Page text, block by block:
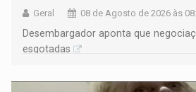
Geral 08 de Agosto de 2026 às
Desembargador aponta que
esgotadas